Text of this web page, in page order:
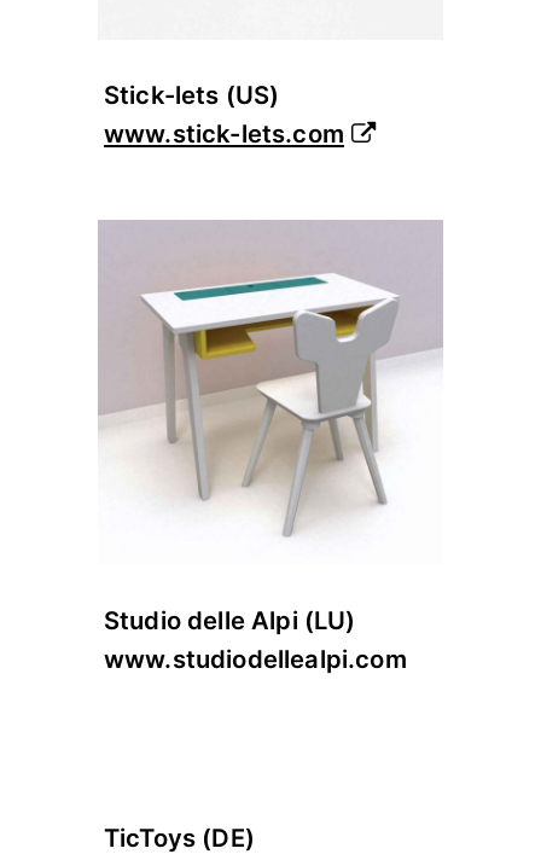
Stick-lets (US)
www.stick-lets.com
Studio delle Alpi (LU)
www.studiodellealpi.com
TicToys (DE)